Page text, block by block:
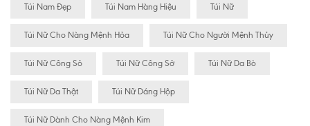
Túi Nam Đẹp Túi Nam Hàng Hiệu Túi Nữ
Túi Nữ Cho Nàng Mệnh Hỏa Túi Nữ Cho Người Mệnh Thủy
Túi Nữ Công Sỏ Túi Nữ Công Sở Túi Nữ Da Bò
Túi Nữ Da Thật Túi Nữ Dáng Hộp
Túi Nữ Dành Cho Nàng Mệnh Kim